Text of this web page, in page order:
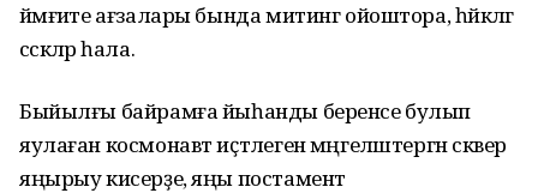
йәмғиәте ағзалары бында митинг ойоштора, һәйкәлгә
сәскәләр һала.
Быйылғы байрамға йыһанды беренсе булып
яулаған космонавт иҫтәлеген мәңгеләштергән сквер
яңырыу кисерҙе, яңы постамент